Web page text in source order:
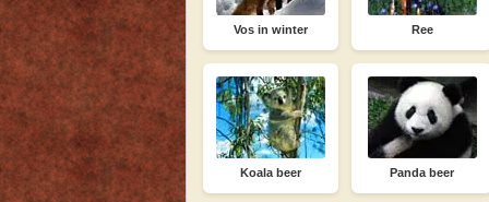
Vos in winter Ree
Koala beer Panda beer